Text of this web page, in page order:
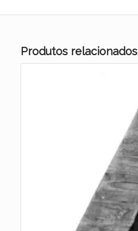
Produtos relacionados